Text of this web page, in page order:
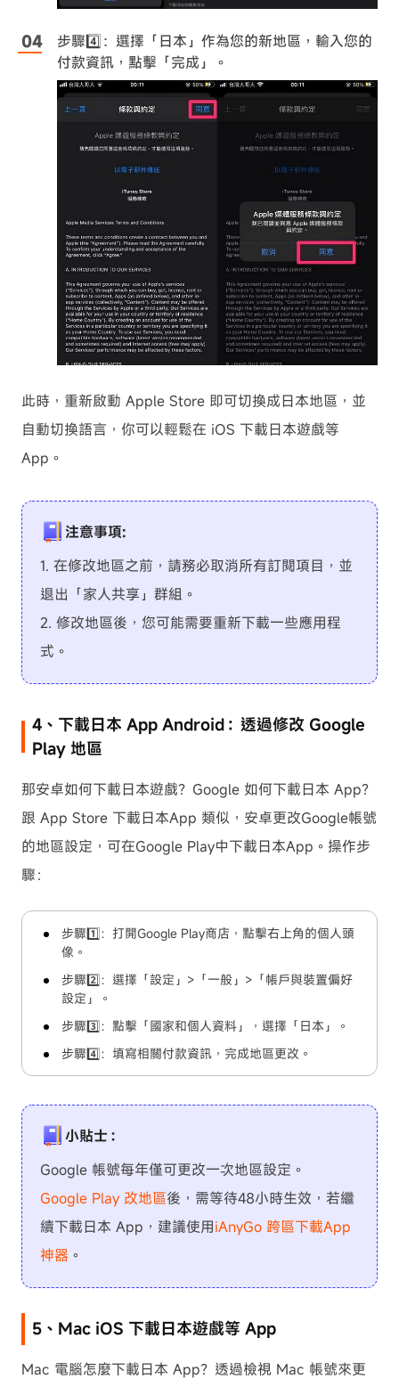
步驟4️⃣：選擇「日本」作為您的新地區，輸入您的
付款資訊，點擊「完成」。
此時，重新啟動 Apple Store 即可切換成日本地區，並
自動切換語言，你可以輕鬆在 iOS 下載日本遊戲等
App。
注意事項:
1. 在修改地區之前，請務必取消所有訂閱項目，並
退出「家人共享」群組。
2. 修改地區後，您可能需要重新下載一些應用程
式。
4、下載日本 App Android：透過修改 Google
Play 地區
那安卓如何下載日本遊戲？Google 如何下載日本 App？
跟 App Store 下載日本App 類似，安卓更改Google帳號
的地區設定，可在Google Play中下載日本App。操作步
驟：
步驟1️⃣：打開Google Play商店，點擊右上角的個人頭
像。
步驟2️⃣：選擇「設定」>「一般」>「帳戶與裝置偏好
設定」。
步驟3️⃣：點擊「國家和個人資料」，選擇「日本」。
步驟4️⃣：填寫相關付款資訊，完成地區更改。
小貼士：
Google 帳號每年僅可更改一次地區設定。
Google Play 改地區後，需等待48小時生效，若繼
續下載日本 App，建議使用iAnyGo 跨區下載App
神器 。
5、Mac iOS 下載日本遊戲等 App
Mac 電腦怎麼下載日本 App？透過檢視 Mac 帳號來更